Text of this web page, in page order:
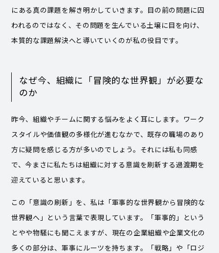
にある真の課題を解き明かしていきます。目の前の問題に囚
われるのではなく、その問題を生んでいる土壌に目を向け、
本質的な課題解決へと導いていくのが私の役目です。
なぜ今、組織に「冒険的な世界観」が必要な
のか
昨今、組織やチームに関する悩みをよく耳にします。ワーク
スタイルや価値観の多様化が進むなかで、既存の職場のあり
方に疑問を感じる方が多いのでしょう。それには私も同感
で、今まさに私たちは組織に対する意識を刷新する過渡期を
迎えていると思います。
この「意識の刷新」を、私は「軍事的な世界観から冒険的な
世界観へ」という言葉で表現しています。「軍事的」という
とやや物騒にも聞こえますが、現在の企業組織や企業文化の
多くの部分は、軍事にルーツを持ちます。「戦略」や「ロジ